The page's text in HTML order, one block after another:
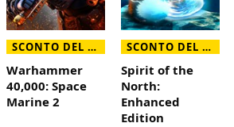
SCONTO DEL 70%
Warhammer
40,000: Space
Marine 2
SCONTO DEL 85%
Spirit of the
North:
Enhanced
Edition